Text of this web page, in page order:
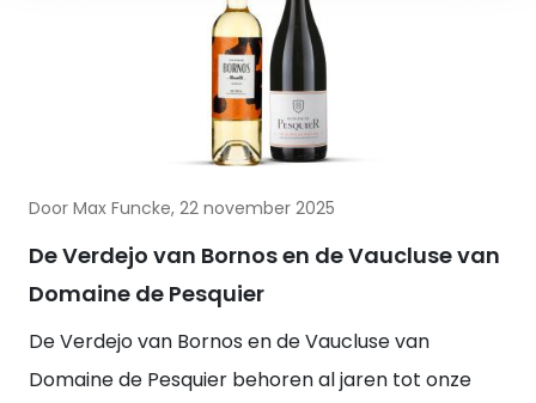
Door Max Funcke, 22 november 2025
De Verdejo van Bornos en de Vaucluse van
Domaine de Pesquier
De Verdejo van Bornos en de Vaucluse van
Domaine de Pesquier behoren al jaren tot onze